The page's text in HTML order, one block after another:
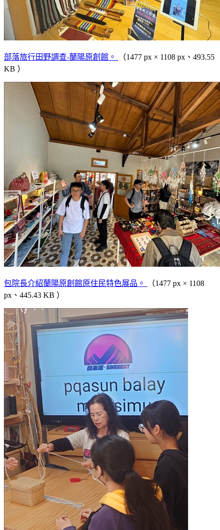
部落旅行田野調查-蘭陽原創館。
（1477 px × 1108 px、493.55
KB ）
包院長介紹蘭陽原創館原住民特色展品。
（1477 px × 1108
px、445.43 KB ）